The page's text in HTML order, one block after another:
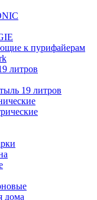
к пурифайерам
литров
19 литров
дома